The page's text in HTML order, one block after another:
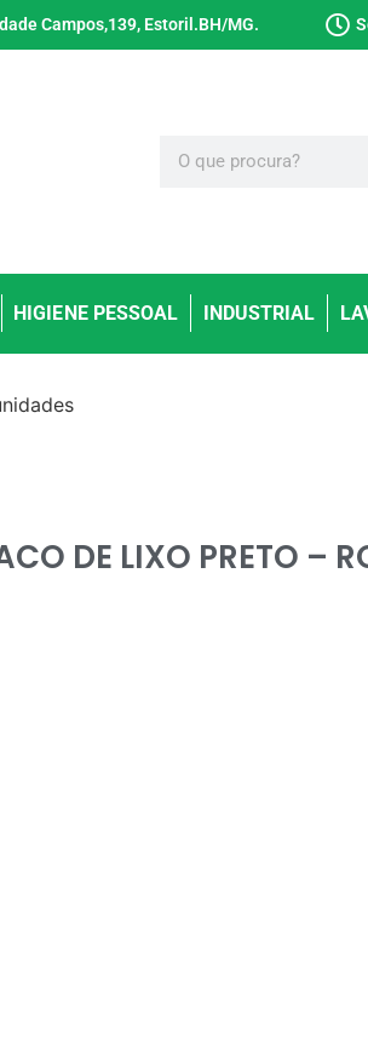
Campos,139, Estoril.BH/MG.
HIGIENE PESSOAL INDUSTRIAL
DE LIXO PRETO –